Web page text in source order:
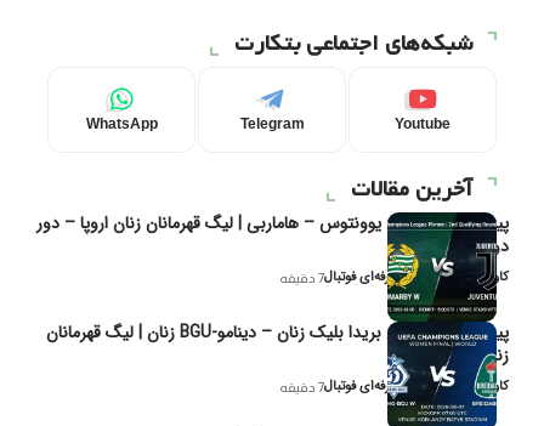
شبکه‌های اجتماعی بتکارت
Youtube
Telegram
WhatsApp
آخرین مقالات
پیش‌بینی و تحلیل یوونتوس – هاماربی | لیگ قهرمانان زنان اروپا – دور
دوم مرحله
کاوه نیک‌فر، تحلیل‌گر حرفه‌ای فوتبال7 دقیقه
پیش‌بینی و تحلیل بریدا بلیک زنان – دینامو-BGU زنان | لیگ قهرمانان
زنان یوفا
کاوه نیک‌فر، تحلیل‌گر حرفه‌ای فوتبال7 دقیقه